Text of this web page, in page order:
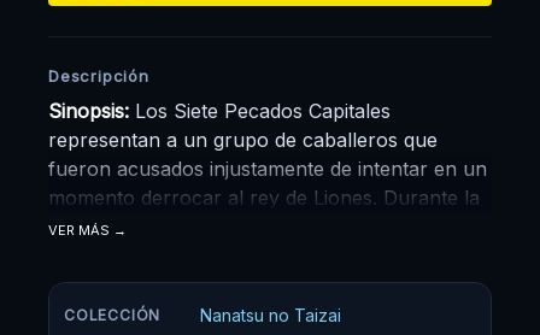
Descripción
Sinopsis: Los Siete Pecados Capitales
representan a un grupo de caballeros que
fueron acusados injustamente de intentar en un
momento derrocar al rey de Liones. Durante la
revuelta, lograron ser derrotados por los
Una década después, los mismos caballeros
sagrados organizaron un golpe de estado,
VER MÁS
COLECCIÓN Nanatsu no Taizai